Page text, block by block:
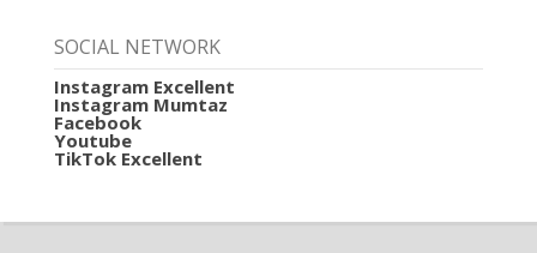
SOCIAL NETWORK
Instagram Excellent
Instagram Mumtaz
Facebook
Youtube
TikTok Excellent